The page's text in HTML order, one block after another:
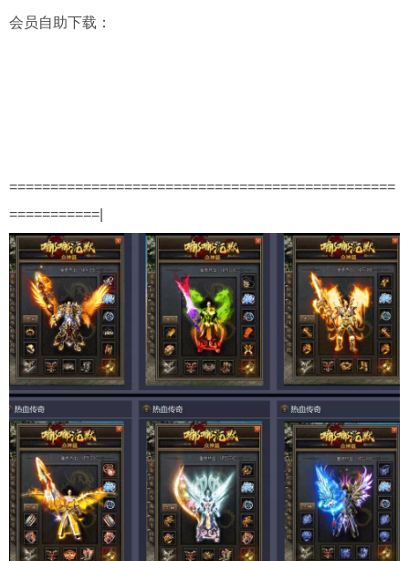
会员自助下载 ：
===============================================
===========